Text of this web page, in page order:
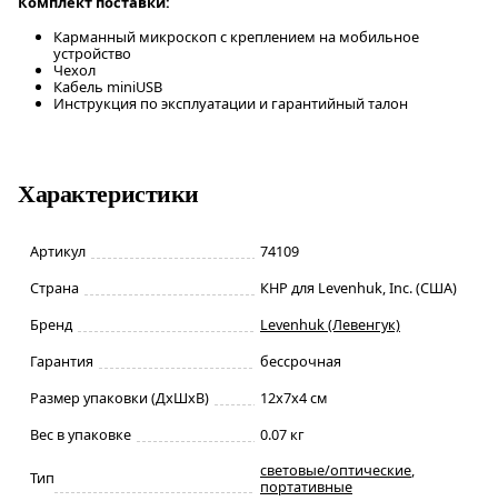
Карманный микроскоп с креплением на мобильное
устройство
Чехол
Кабель miniUSB
Инструкция по эксплуатации и гарантийный талон
Характеристики
Артикул
74109
Страна
КНР для Levenhuk, Inc. (США)
Бренд
Levenhuk (Левенгук)
Гарантия
бессрочная
Размер упаковки (ДxШxВ)
12x7x4 см
Вес в упаковке
0.07 кг
Тип световые/оптические,
портативные